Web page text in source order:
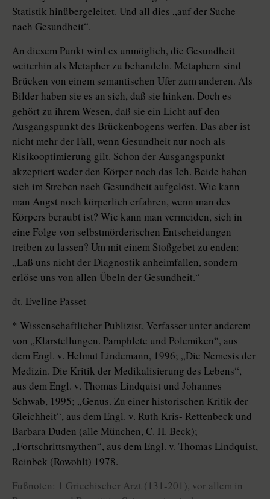
Statistik hinübergeleitet. Und all dies „auf der Suche
nach Gesundheit“.
An diesem Punkt wird es unmöglich, die Gesundheit
weiterhin als Metapher zu behandeln. Metaphern sind
Brücken von einem semantischen Ufer zum anderen. Als
Bilder haben sie es an sich, daß sie hinken. Doch es
gehört zu ihrem Wesen, daß sie ein Licht auf den
Ausgangspunkt des Brückenbogens werfen. Das aber ist
nicht mehr der Fall, wenn Gesundheit nur noch als
Risikooptimierung gilt. Schon der Ausgangspunkt
akzeptiert weder den Körper noch das Ich. Beide haben
sich im Streben nach Gesundheit aufgelöst. Wie kann
man Angst noch körperlich erfahren, wenn man des
Körpers beraubt ist? Wie kann man vermeiden, sich in
eine Folge von selbstmörderischen Entscheidungen
treiben zu lassen? Um mit einem Stoßgebet zu enden:
„Laß uns nicht der Diagnostik anheimfallen, sondern
erlöse uns von allen Übeln der Gesundheit.“
dt. Eveline Passet
* Wissenschaftlicher Publizist, Verfasser unter anderem
von „Klarstellungen. Pamphlete und Polemiken“, aus
dem Engl. v. Helmut Lindemann, 1996; „Die Nemesis der
Medizin. Die Kritik der Medikalisierung des Lebens“,
aus dem Engl. v. Thomas Lindquist und Johannes
Schwab, 1995; „Genus. Zu einer historischen Kritik der
Gleichheit“, aus dem Engl. v. Ruth Kris- Rettenbeck und
Barbara Duden (alle München, C. H. Beck);
„Fortschrittsmythen“, aus dem Engl. v. Thomas Lindquist,
Reinbek (Rowohlt) 1978.
Fußnoten: 1 Griechischer Arzt (131-201), vor allem in